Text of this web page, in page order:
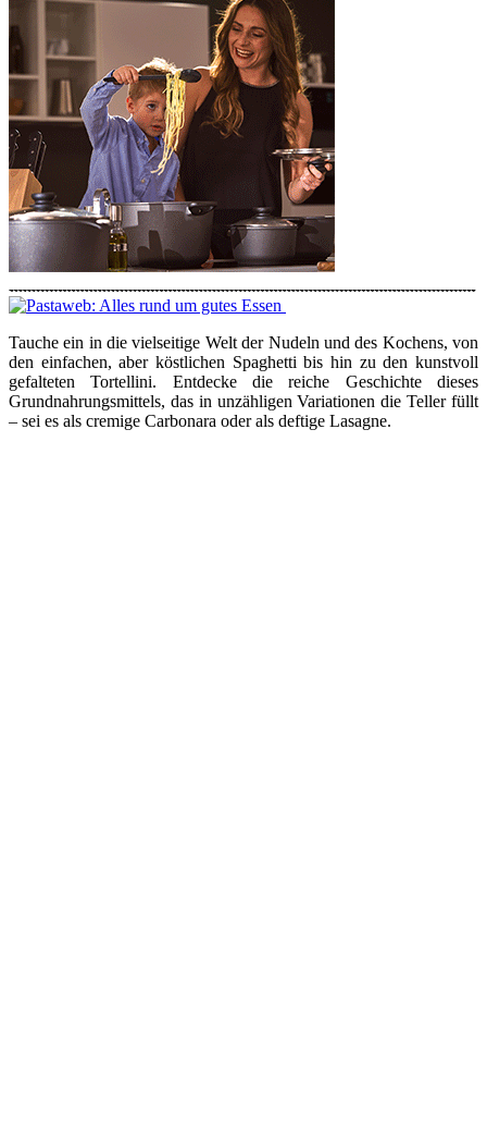
Tauche ein in die vielseitige Welt der Nudeln und des Kochens, von
den einfachen, aber köstlichen Spaghetti bis hin zu den kunstvoll
gefalteten Tortellini. Entdecke die reiche Geschichte dieses
Grundnahrungsmittels, das in unzähligen Variationen die Teller füllt
– sei es als cremige Carbonara oder als deftige Lasagne.